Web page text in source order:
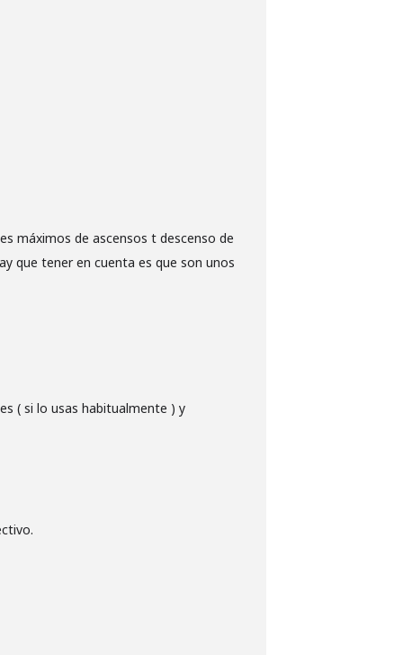
máximos de ascensos t descenso de
que tener en cuenta es que son unos
( si lo usas habitualmente ) y